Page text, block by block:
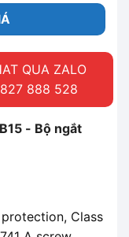
QUA ZALO
888 528
- Bộ ngắt
Class